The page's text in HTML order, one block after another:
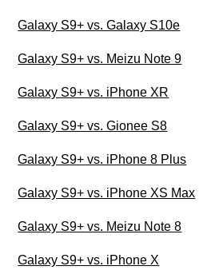
Galaxy S9+ vs. Galaxy S10e
Galaxy S9+ vs. Meizu Note 9
Galaxy S9+ vs. iPhone XR
Galaxy S9+ vs. Gionee S8
Galaxy S9+ vs. iPhone 8 Plus
Galaxy S9+ vs. iPhone XS Max
Galaxy S9+ vs. Meizu Note 8
Galaxy S9+ vs. iPhone X